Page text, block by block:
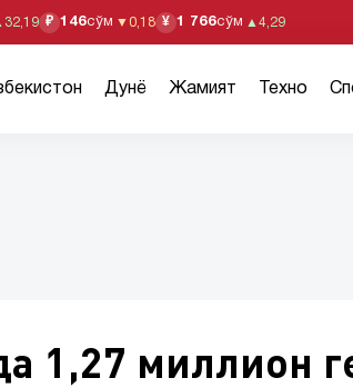
32,19 ₽ 146сўм ▼ 0,18 ¥ 1 766сўм ▲ 4,29
Дунё Жамият Техно
1,27 миллион